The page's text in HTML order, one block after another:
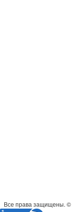
Все права защищены. ©